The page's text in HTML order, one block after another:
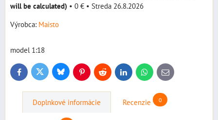
will be calculated) • 0 € • Streda 26.8.2026
Výrobca: Maisto
model 1:18
FacebookTwitter BlueskyPinterestReddit LinkedInWhatsApp
E-
mail
Doplnkové informácie Recenzie 0